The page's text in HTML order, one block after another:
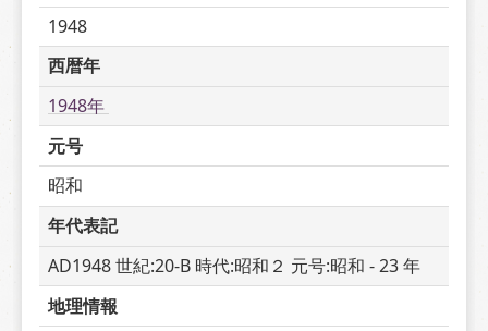
1948
西暦年
1948年
元号
昭和
年代表記
AD1948 世紀:20-B 時代:昭和２ 元号:昭和 - 23 年
地理情報